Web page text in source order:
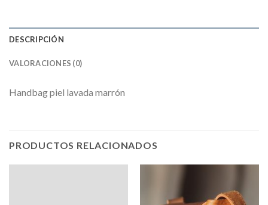
DESCRIPCIÓN
VALORACIONES (0)
Handbag piel lavada marrón
PRODUCTOS RELACIONADOS